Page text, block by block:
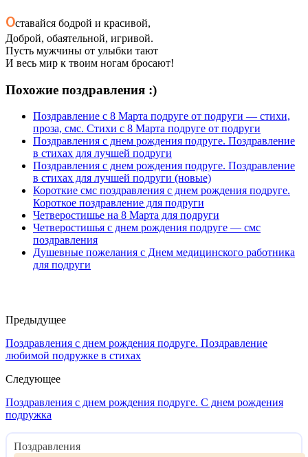
Оставайся бодрой и красивой,
Доброй, обаятельной, игривой.
Пусть мужчины от улыбки тают
И весь мир к твоим ногам бросают!
Похожие поздравления :)
Поздравление с 8 Марта подруге от подруги — стихи,
проза, смс. Стихи с 8 Марта подруге от подруги
Поздравления с днем рождения подруге. Поздравление
в стихах для лучшей подруги
Поздравления с днем рождения подруге. Поздравление
в стихах для лучшей подруги (новые)
Короткие смс поздравления с днем рождения подруге.
Короткое поздравление для подруги
Четверостишье на 8 Марта для подруги
Четверостишья с днем рождения подруге — смс
поздравления
Душевные пожелания с Днем медицинского работника
для подруги
Предыдущее
Поздравления с днем рождения подруге. Поздравление
любимой подружке в стихах
Следующее
Поздравления с днем рождения подруге. С днем рождения
подружка
Поздравления